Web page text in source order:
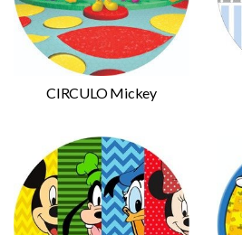
CIRCULO Mickey